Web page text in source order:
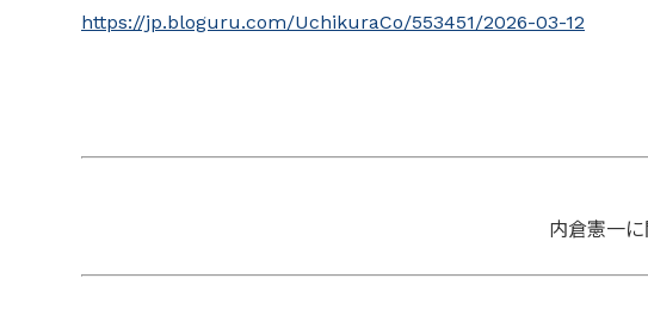
https://jp.bloguru.com/UchikuraCo/553451/2026-03-12
内倉憲一